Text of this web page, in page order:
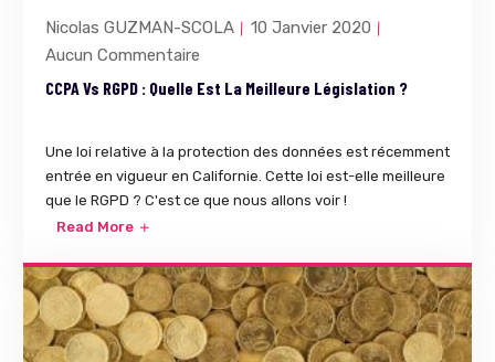
Nicolas GUZMAN-SCOLA
10 Janvier 2020
Aucun Commentaire
CCPA Vs RGPD : Quelle Est La Meilleure Législation ?
Une loi relative à la protection des données est récemment
entrée en vigueur en Californie. Cette loi est-elle meilleure
que le RGPD ? C'est ce que nous allons voir !
Read More